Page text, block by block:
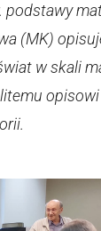
(MK)
w skali